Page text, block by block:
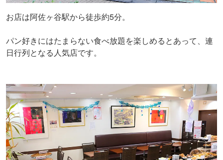
お店は阿佐ヶ谷駅から徒歩約5分。
パン好きにはたまらない食べ放題を楽しめるとあって、連
日行列となる人気店です。